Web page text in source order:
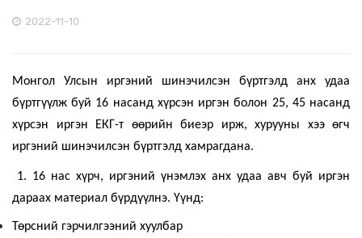
2022-11-10
Монгол Улсын иргэний шинэчилсэн бүртгэлд анх удаа
бүртгүүлж буй 16 насанд хүрсэн иргэн болон 25, 45 насанд
хүрсэн иргэн ЕКГ-т өөрийн биеэр ирж, хурууны хээ өгч
иргэний шинэчилсэн бүртгэлд хамрагдана.
1. 16 нас хүрч, иргэний үнэмлэх анх удаа авч буй иргэн
дараах материал бүрдүүлнэ. Үүнд:
Төрсний гэрчилгээний хуулбар